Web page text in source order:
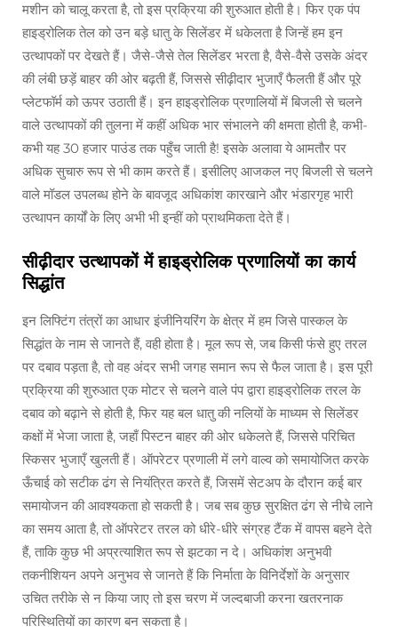
मशीन को चालू करता है, तो इस प्रक्रिया की शुरुआत होती है। फिर एक पंप
हाइड्रोलिक तेल को उन बड़े धातु के सिलेंडर में धकेलता है जिन्हें हम इन
उत्थापकों पर देखते हैं। जैसे-जैसे तेल सिलेंडर भरता है, वैसे-वैसे उसके अंदर
की लंबी छड़ें बाहर की ओर बढ़ती हैं, जिससे सीढ़ीदार भुजाएँ फैलती हैं और पूरे
प्लेटफॉर्म को ऊपर उठाती हैं। इन हाइड्रोलिक प्रणालियों में बिजली से चलने
वाले उत्थापकों की तुलना में कहीं अधिक भार संभालने की क्षमता होती है, कभी-
कभी यह 30 हजार पाउंड तक पहुँच जाती है! इसके अलावा ये आमतौर पर
अधिक सुचारु रूप से भी काम करते हैं। इसीलिए आजकल नए बिजली से चलने
वाले मॉडल उपलब्ध होने के बावजूद अधिकांश कारखाने और भंडारगृह भारी
उत्थापन कार्यों के लिए अभी भी इन्हीं को प्राथमिकता देते हैं।
सीढ़ीदार उत्थापकों में हाइड्रोलिक प्रणालियों का कार्य
सिद्धांत
इन लिफ्टिंग तंत्रों का आधार इंजीनियरिंग के क्षेत्र में हम जिसे पास्कल के
सिद्धांत के नाम से जानते हैं, वही होता है। मूल रूप से, जब किसी फंसे हुए तरल
पर दबाव पड़ता है, तो वह अंदर सभी जगह समान रूप से फैल जाता है। इस पूरी
प्रक्रिया की शुरुआत एक मोटर से चलने वाले पंप द्वारा हाइड्रोलिक तरल के
दबाव को बढ़ाने से होती है, फिर यह बल धातु की नलियों के माध्यम से सिलेंडर
कक्षों में भेजा जाता है, जहाँ पिस्टन बाहर की ओर धकेलते हैं, जिससे परिचित
स्किसर भुजाएँ खुलती हैं। ऑपरेटर प्रणाली में लगे वाल्व को समायोजित करके
ऊँचाई को सटीक ढंग से नियंत्रित करते हैं, जिसमें सेटअप के दौरान कई बार
समायोजन की आवश्यकता हो सकती है। जब सब कुछ सुरक्षित ढंग से नीचे लाने
का समय आता है, तो ऑपरेटर तरल को धीरे-धीरे संग्रह टैंक में वापस बहने देते
हैं, ताकि कुछ भी अप्रत्याशित रूप से झटका न दे। अधिकांश अनुभवी
तकनीशियन अपने अनुभव से जानते हैं कि निर्माता के विनिर्देशों के अनुसार
उचित तरीके से न किया जाए तो इस चरण में जल्दबाजी करना खतरनाक
परिस्थितियों का कारण बन सकता है।